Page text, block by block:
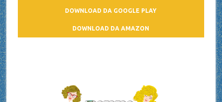
DOWNLOAD DA GOOGLE PLAY
DOWNLOAD DA AMAZON